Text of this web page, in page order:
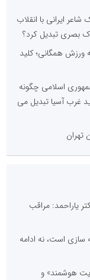
ایرانی با انقلاب
بصری تبدیل کرد؟
ورزش همگانی؛ کلید
اسلامی چگونه
غرب آسیا تبدیل می
یاراحمد: مراقب
سازی است، نه ادامه
هوشمند» و